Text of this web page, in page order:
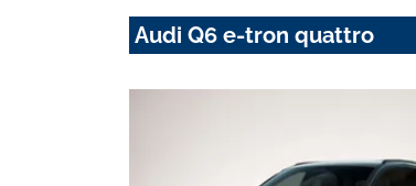
Audi Q6 e-tron quattro